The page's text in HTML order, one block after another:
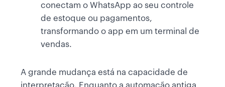
conectam o WhatsApp ao seu controle
de estoque ou pagamentos,
transformando o app em um terminal de
vendas.
A grande mudança está na capacidade de
interpretação. Enquanto a automação antiga